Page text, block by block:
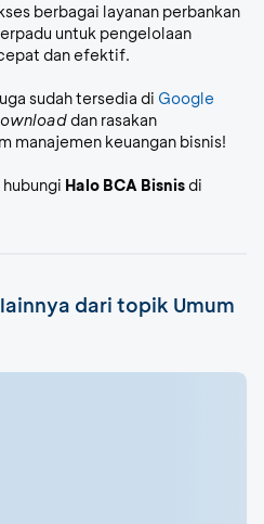
berbagai layanan perbankan
untuk pengelolaan
dan efektif.
sudah tersedia di Google
dan rasakan
manajemen keuangan bisnis!
Halo BCA Bisnisdi
dari topik Umum